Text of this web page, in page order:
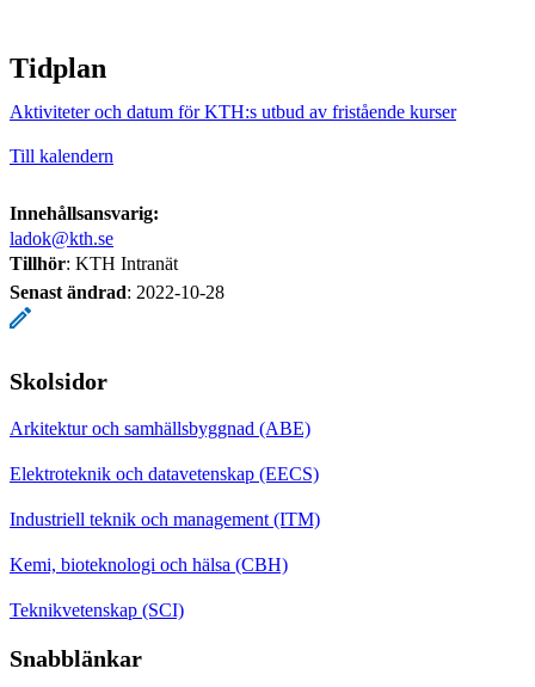
Tidplan
Aktiviteter och datum för KTH:s utbud av fristående kurser
Till kalendern
Innehållsansvarig:
ladok@kth.se
Tillhör: KTH Intranät
Senast ändrad: 2022-10-28
Skolsidor
Arkitektur och samhällsbyggnad (ABE)
Elektroteknik och datavetenskap (EECS)
Industriell teknik och management (ITM)
Kemi, bioteknologi och hälsa (CBH)
Teknikvetenskap (SCI)
Snabblänkar